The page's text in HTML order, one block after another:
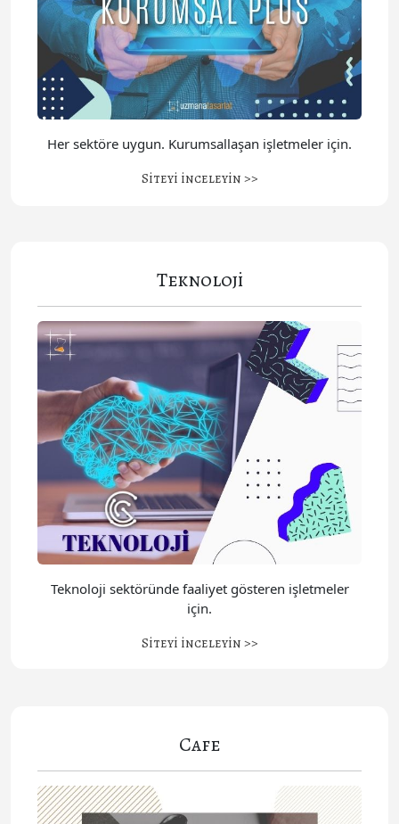
Her sektöre uygun. Kurumsallaşan işletmeler için.
Siteyi inceleyin >>
Teknoloji
Teknoloji sektöründe faaliyet gösteren işletmeler
için.
Siteyi inceleyin >>
Cafe